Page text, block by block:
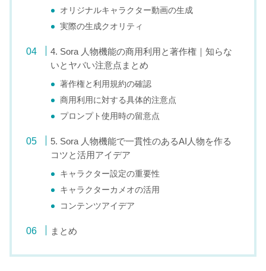
オリジナルキャラクター動画の生成
実際の生成クオリティ
4. Sora 人物機能の商用利用と著作権｜知らな
いとヤバい注意点まとめ
著作権と利用規約の確認
商用利用に対する具体的注意点
プロンプト使用時の留意点
5. Sora 人物機能で一貫性のあるAI人物を作る
コツと活用アイデア
キャラクター設定の重要性
キャラクターカメオの活用
コンテンツアイデア
まとめ